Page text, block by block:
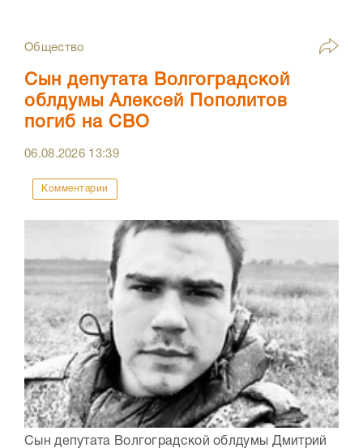
Общество
Сын депутата Волгоградской
облдумы Алексей Пополитов
погиб на СВО
06.08.2026 13:39
Комментарии
Сын депутата Волгоградской облдумы Дмитрий